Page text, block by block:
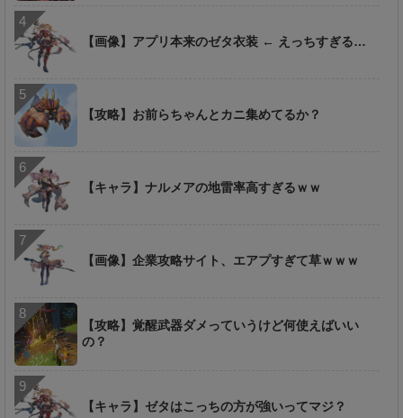
【画像】アプリ本来のゼタ衣装 ← えっちすぎる…
【攻略】お前らちゃんとカニ集めてるか？
【キャラ】ナルメアの地雷率高すぎるｗｗ
【画像】企業攻略サイト、エアプすぎて草ｗｗｗ
【攻略】覚醒武器ダメっていうけど何使えばいい
の？
【キャラ】ゼタはこっちの方が強いってマジ？